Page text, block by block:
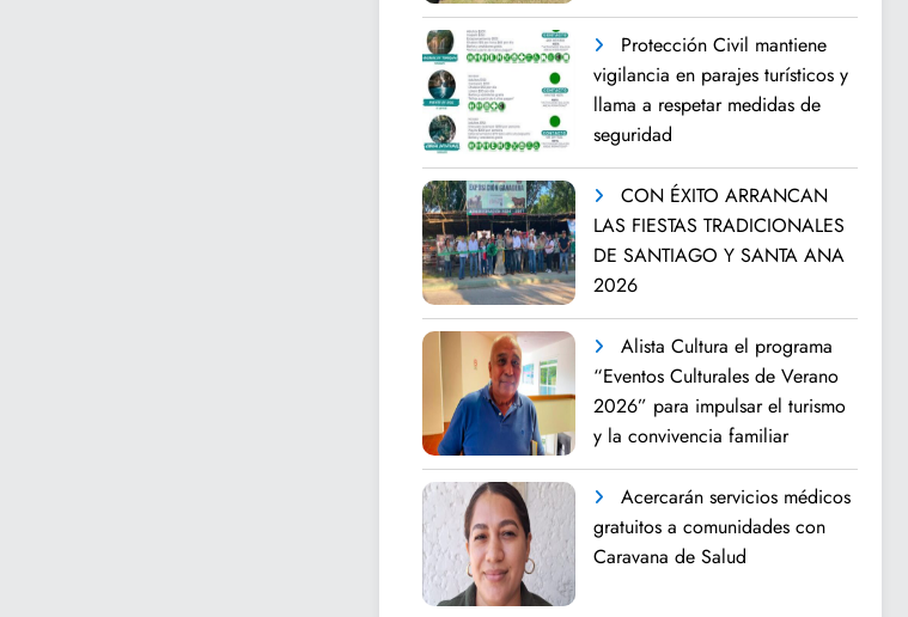
Protección Civil mantiene
vigilancia en parajes turísticos y
llama a respetar medidas de
seguridad
CON ÉXITO ARRANCAN
LAS FIESTAS TRADICIONALES
DE SANTIAGO Y SANTA ANA
2026
Alista Cultura el programa
“Eventos Culturales de Verano
2026” para impulsar el turismo
y la convivencia familiar
Acercarán servicios médicos
gratuitos a comunidades con
Caravana de Salud